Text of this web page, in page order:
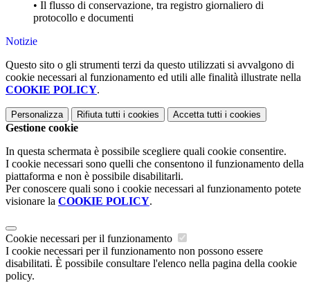
• Il flusso di conservazione, tra registro giornaliero di
protocollo e documenti
Notizie
Questo sito o gli strumenti terzi da questo utilizzati si avvalgono di
cookie necessari al funzionamento ed utili alle finalità illustrate nella
COOKIE POLICY.
Personalizza Rifiuta tutti i cookies Accetta tutti i cookies
Gestione cookie
In questa schermata è possibile scegliere quali cookie consentire.
I cookie necessari sono quelli che consentono il funzionamento della
piattaforma e non è possibile disabilitarli.
Per conoscere quali sono i cookie necessari al funzionamento potete
visionare la COOKIE POLICY.
Cookie necessari per il funzionamento
I cookie necessari per il funzionamento non possono essere
disabilitati. È possibile consultare l'elenco nella pagina della cookie
policy.